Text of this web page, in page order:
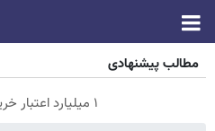
مطالب پیشنهادی
۱ میلیارد اعتبار خرید طلا | بدون ضامن و چک